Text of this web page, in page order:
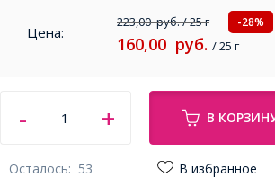
Цена:
223,00руб./ 25 г -28%
160,00 руб. / 25 г
В
Осталось: 53 В избранное